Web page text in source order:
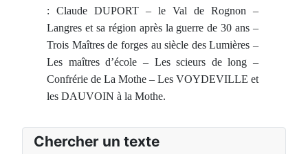
Chercher un texte
: Claude DUPORT – le Val de Rognon –
Langres et sa région après la guerre de 30 ans –
Trois Maîtres de forges au siècle des Lumières –
Les maîtres d’école – Les scieurs de long –
Confrérie de La Mothe – Les VOYDEVILLE et
les DAUVOIN à la Mothe.